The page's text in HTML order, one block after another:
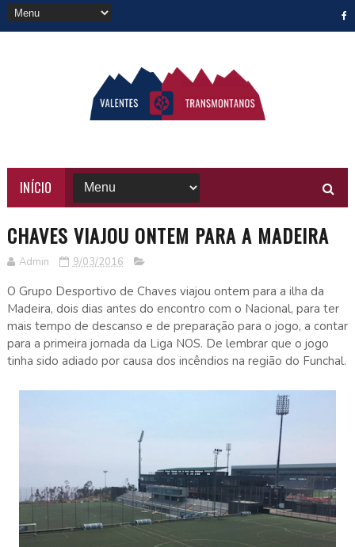
INÍCIO
CHAVES VIAJOU ONTEM PARA A MADEIRA
Admin 9/03/2016
O Grupo Desportivo de Chaves viajou ontem para a ilha da
Madeira, dois dias antes do encontro com o Nacional, para ter
mais tempo de descanso e de preparação para o jogo, a contar
para a primeira jornada da Liga NOS. De lembrar que o jogo
tinha sido adiado por causa dos incêndios na região do Funchal.